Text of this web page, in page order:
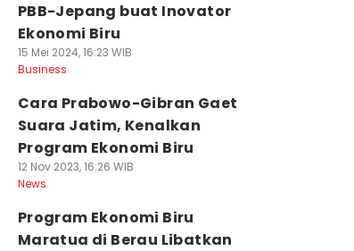
PBB-Jepang buat Inovator
Ekonomi Biru
15 Mei 2024, 16:23 WIB
Business
Cara Prabowo-Gibran Gaet
Suara Jatim, Kenalkan
Program Ekonomi Biru
12 Nov 2023, 16:26 WIB
News
Program Ekonomi Biru
Maratua di Berau Libatkan